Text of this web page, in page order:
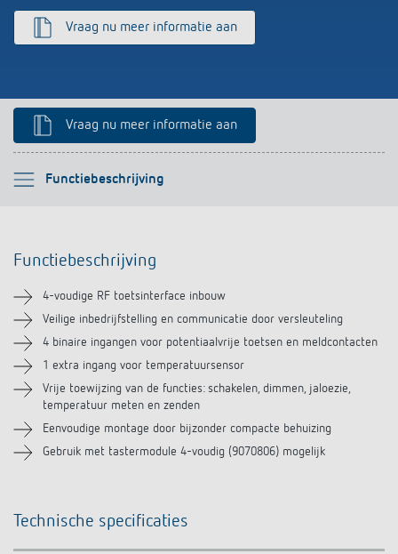
Impulsrelais: licht eenvoudig, efficiënt en
Vraag nu meer informatie aan
Vraag nu meer informatie aan
Functiebeschrijving
Selecteer alstublieft
Technische informatie
Downloads
Accessoires
Functiebeschrijving
4-voudige RF toetsinterface inbouw
Veilige inbedrijfstelling en communicatie door versleuteling
4 binaire ingangen voor potentiaalvrije toetsen en meldcontacten
1 extra ingang voor temperatuursensor
Vrije toewijzing van de functies: schakelen, dimmen, jaloezie,
temperatuur meten en zenden
Eenvoudige montage door bijzonder compacte behuizing
Gebruik met tastermodule 4-voudig (9070806) mogelijk
Technische specificaties